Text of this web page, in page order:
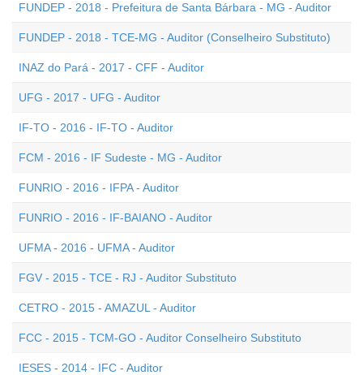
FUNDEP - 2018 - Prefeitura de Santa Bárbara - MG - Auditor
FUNDEP - 2018 - TCE-MG - Auditor (Conselheiro Substituto)
INAZ do Pará - 2017 - CFF - Auditor
UFG - 2017 - UFG - Auditor
IF-TO - 2016 - IF-TO - Auditor
FCM - 2016 - IF Sudeste - MG - Auditor
FUNRIO - 2016 - IFPA - Auditor
FUNRIO - 2016 - IF-BAIANO - Auditor
UFMA - 2016 - UFMA - Auditor
FGV - 2015 - TCE - RJ - Auditor Substituto
CETRO - 2015 - AMAZUL - Auditor
FCC - 2015 - TCM-GO - Auditor Conselheiro Substituto
IESES - 2014 - IFC - Auditor